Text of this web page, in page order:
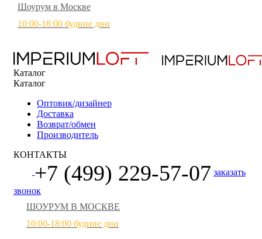
Шоурум в Москве
10:00-18:00 будние дни
Каталог
Каталог
Оптовик/дизайнер
Доставка
Возврат/обмен
Производитель
КОНТАКТЫ
+7 (499) 229-57-07 заказать
звонок
ШОУРУМ В МОСКВЕ
10:00-18:00 будние дни